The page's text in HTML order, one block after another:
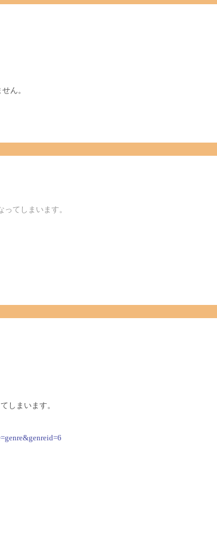
ん。
てしまいます。
しまいます。